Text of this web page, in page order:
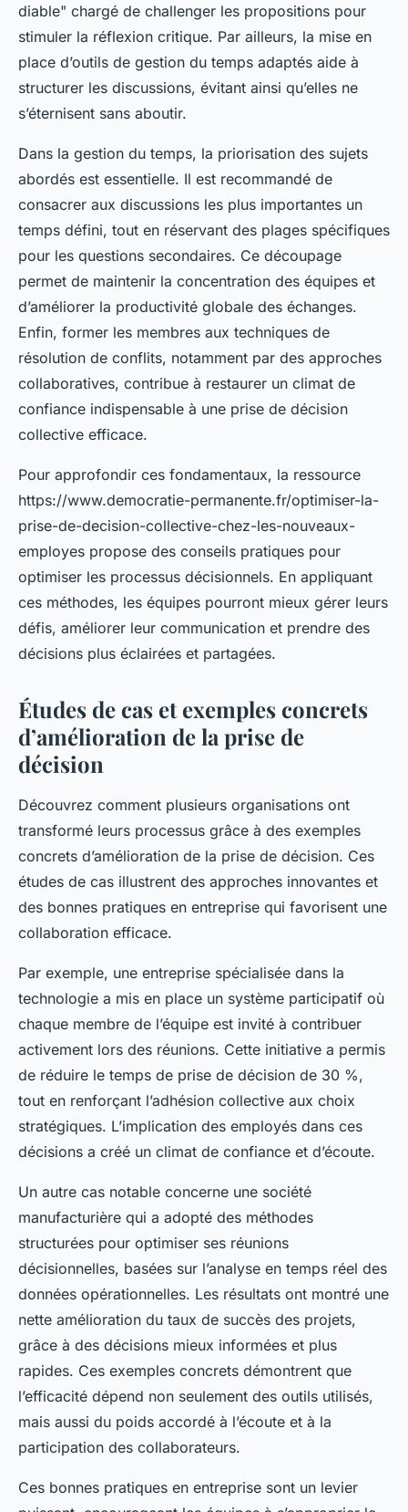
diable" chargé de challenger les propositions pour
stimuler la réflexion critique. Par ailleurs, la mise en
place d’outils de gestion du temps adaptés aide à
structurer les discussions, évitant ainsi qu’elles ne
s’éternisent sans aboutir.
Dans la gestion du temps, la priorisation des sujets
abordés est essentielle. Il est recommandé de
consacrer aux discussions les plus importantes un
temps défini, tout en réservant des plages spécifiques
pour les questions secondaires. Ce découpage
permet de maintenir la concentration des équipes et
d’améliorer la productivité globale des échanges.
Enfin, former les membres aux techniques de
résolution de conflits, notamment par des approches
collaboratives, contribue à restaurer un climat de
confiance indispensable à une prise de décision
collective efficace.
Pour approfondir ces fondamentaux, la ressource
https://www.democratie-permanente.fr/optimiser-la-
prise-de-decision-collective-chez-les-nouveaux-
employes propose des conseils pratiques pour
optimiser les processus décisionnels. En appliquant
ces méthodes, les équipes pourront mieux gérer leurs
défis, améliorer leur communication et prendre des
décisions plus éclairées et partagées.
Études de cas et exemples concrets
d’amélioration de la prise de
décision
Découvrez comment plusieurs organisations ont
transformé leurs processus grâce à des exemples
concrets d’amélioration de la prise de décision. Ces
études de cas illustrent des approches innovantes et
des bonnes pratiques en entreprise qui favorisent une
collaboration efficace.
Par exemple, une entreprise spécialisée dans la
technologie a mis en place un système participatif où
chaque membre de l’équipe est invité à contribuer
activement lors des réunions. Cette initiative a permis
de réduire le temps de prise de décision de 30 %,
tout en renforçant l’adhésion collective aux choix
stratégiques. L’implication des employés dans ces
décisions a créé un climat de confiance et d’écoute.
Un autre cas notable concerne une société
manufacturière qui a adopté des méthodes
structurées pour optimiser ses réunions
décisionnelles, basées sur l’analyse en temps réel des
données opérationnelles. Les résultats ont montré une
nette amélioration du taux de succès des projets,
grâce à des décisions mieux informées et plus
rapides. Ces exemples concrets démontrent que
l’efficacité dépend non seulement des outils utilisés,
mais aussi du poids accordé à l’écoute et à la
participation des collaborateurs.
Ces bonnes pratiques en entreprise sont un levier